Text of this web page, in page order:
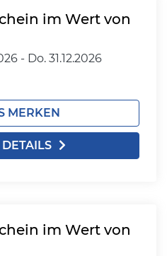
im Wert von
- Do. 31.12.2026
MERKEN
im Wert von